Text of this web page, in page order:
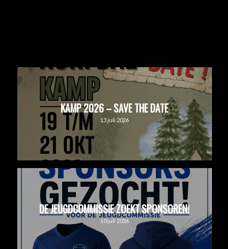
KAMP 2026 – SAVE THE DATE
13 juli 2026
DE JEUGDCOMMISSIE ZOEKT SPONSOREN!
10 juli 2026